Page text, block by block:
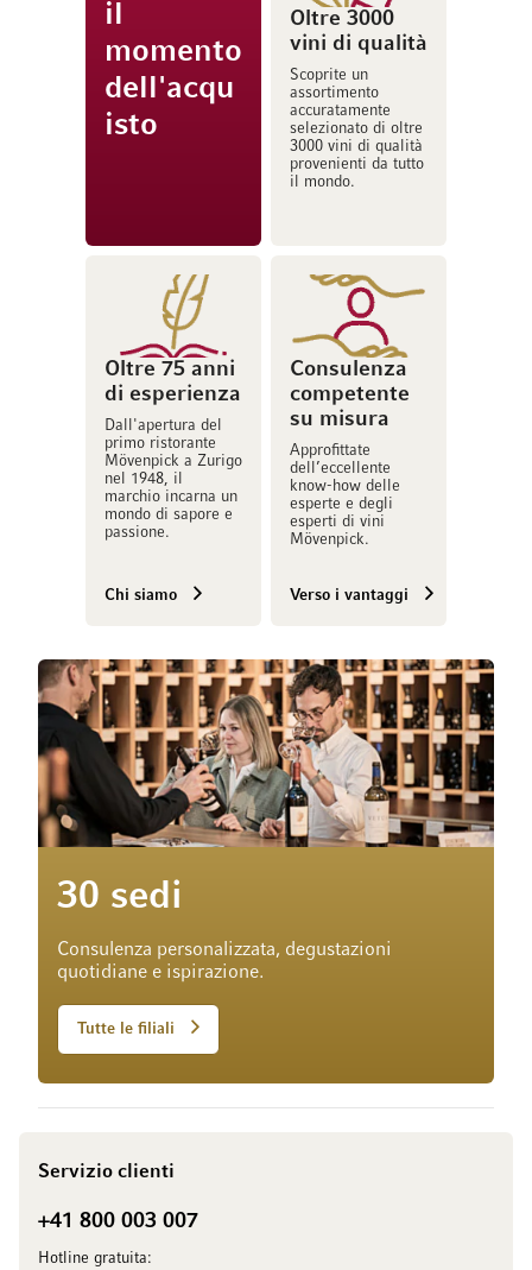
il
momento
dell'acqu
isto
Oltre 3000
vini di qualità
Scoprite un
assortimento
accuratamente
selezionato di oltre
3000 vini di qualità
provenienti da tutto
il mondo.
Oltre 75 anni
di esperienza
Dall'apertura del
primo ristorante
Mövenpick a Zurigo
nel 1948, il
marchio incarna un
mondo di sapore e
passione.
Chi siamo
Consulenza
competente
su misura
Approfittate
dell’eccellente
know-how delle
esperte e degli
esperti di vini
Mövenpick.
Verso i vantaggi
30 sedi
Consulenza personalizzata, degustazioni
quotidiane e ispirazione.
Tutte le filiali
Servizio clienti
+41 800 003 007
Hotline gratuita: